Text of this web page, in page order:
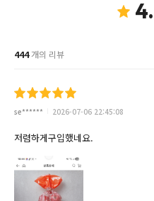
444개의 리뷰
se****** 2026-07-06 22:45:08
저렴하게구입했네요.